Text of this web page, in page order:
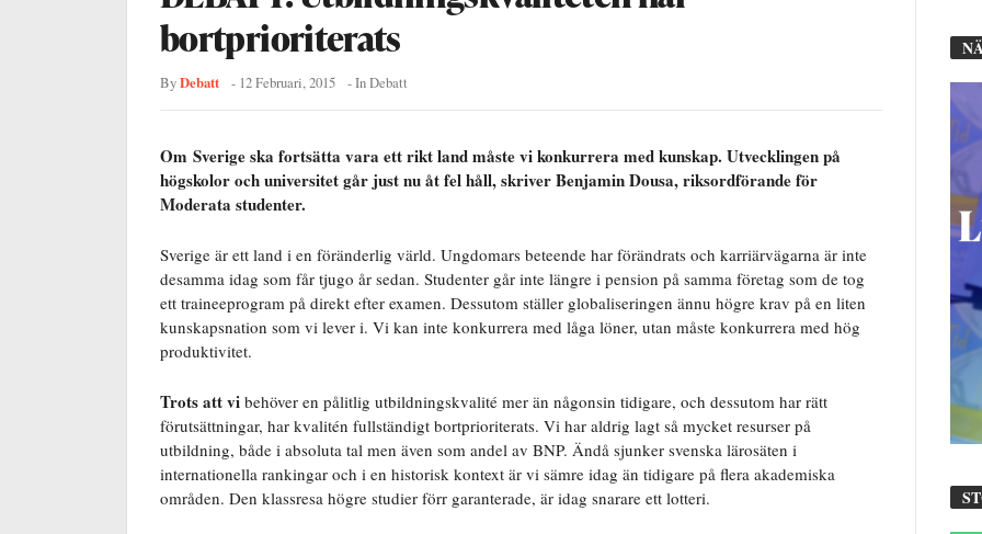
bortprioriterats
ByDebatt - 12 Februari, 2015 - InDebatt
Om Sverige ska fortsätta vara ett rikt land måste vi konkurrera med kunskap. Utvecklingen på
högskolor och universitet går just nu åt fel håll, skriver Benjamin Dousa, riksordförande för
Moderata studenter.
Sverige är ett land i en föränderlig värld. Ungdomars beteende har förändrats och karriärvägarna är inte
desamma idag som får tjugo år sedan. Studenter går inte längre i pension på samma företag som de tog
ett traineeprogram på direkt efter examen. Dessutom ställer globaliseringen ännu högre krav på en liten
kunskapsnation som vi lever i. Vi kan inte konkurrera med låga löner, utan måste konkurrera med hög
produktivitet.
Trots att vi behöver en pålitlig utbildningskvalité mer än någonsin tidigare, och dessutom har rätt
förutsättningar, har kvalitén fullständigt bortprioriterats. Vi har aldrig lagt så mycket resurser på
utbildning, både i absoluta tal men även som andel av BNP. Ändå sjunker svenska lärosäten i
internationella rankingar och i en historisk kontext är vi sämre idag än tidigare på flera akademiska
områden. Den klassresa högre studier förr garanterade, är idag snarare ett lotteri.